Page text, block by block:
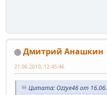
Дмитрий Анашкин
21.06.2010, 12:45:46
Цитата: Ozzye46 от